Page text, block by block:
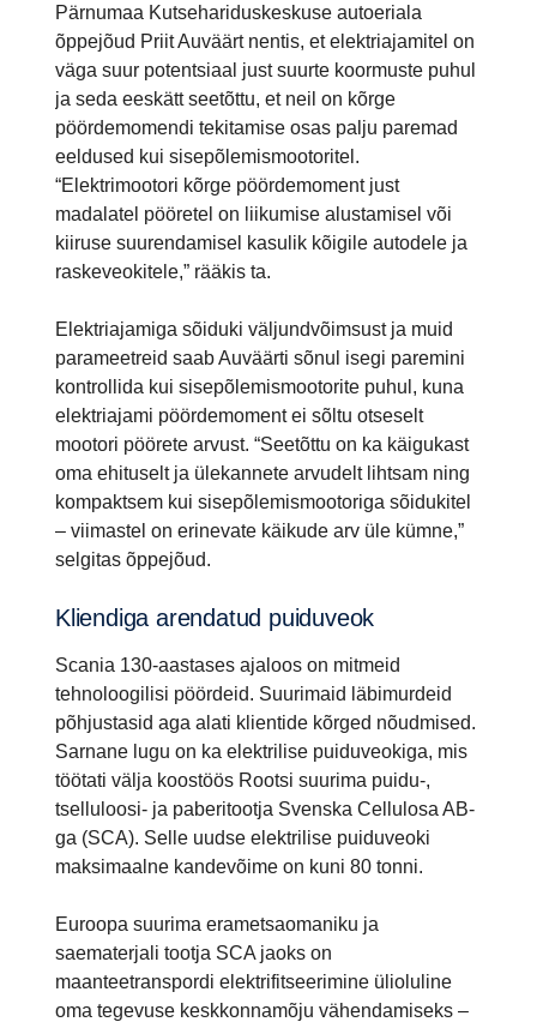
Pärnumaa Kutsehariduskeskuse autoeriala
õppejõud Priit Auväärt nentis, et elektriajamitel on
väga suur potentsiaal just suurte koormuste puhul
ja seda eeskätt seetõttu, et neil on kõrge
pöördemomendi tekitamise osas palju paremad
eeldused kui sisepõlemismootoritel.
“Elektrimootori kõrge pöördemoment just
madalatel pööretel on liikumise alustamisel või
kiiruse suurendamisel kasulik kõigile autodele ja
raskeveokitele,” rääkis ta.
Elektriajamiga sõiduki väljundvõimsust ja muid
parameetreid saab Auväärti sõnul isegi paremini
kontrollida kui sisepõlemismootorite puhul, kuna
elektriajami pöördemoment ei sõltu otseselt
mootori pöörete arvust. “Seetõttu on ka käigukast
oma ehituselt ja ülekannete arvudelt lihtsam ning
kompaktsem kui sisepõlemismootoriga sõidukitel
– viimastel on erinevate käikude arv üle kümne,”
selgitas õppejõud.
Kliendiga arendatud puiduveok
Scania 130-aastases ajaloos on mitmeid
tehnoloogilisi pöördeid. Suurimaid läbimurdeid
põhjustasid aga alati klientide kõrged nõudmised.
Sarnane lugu on ka elektrilise puiduveokiga, mis
töötati välja koostöös Rootsi suurima puidu-,
tselluloosi- ja paberitootja Svenska Cellulosa AB-
ga (SCA). Selle uudse elektrilise puiduveoki
maksimaalne kandevõime on kuni 80 tonni.
Euroopa suurima erametsaomaniku ja
saematerjali tootja SCA jaoks on
maanteetranspordi elektrifitseerimine ülioluline
oma tegevuse keskkonnamõju vähendamiseks –